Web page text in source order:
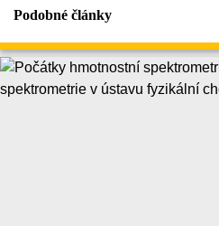
Podobné články